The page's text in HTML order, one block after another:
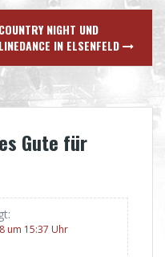
COUNTRY NIGHT UND
LINEDANCE IN ELSENFELD
Gute für
um 15:37 Uhr